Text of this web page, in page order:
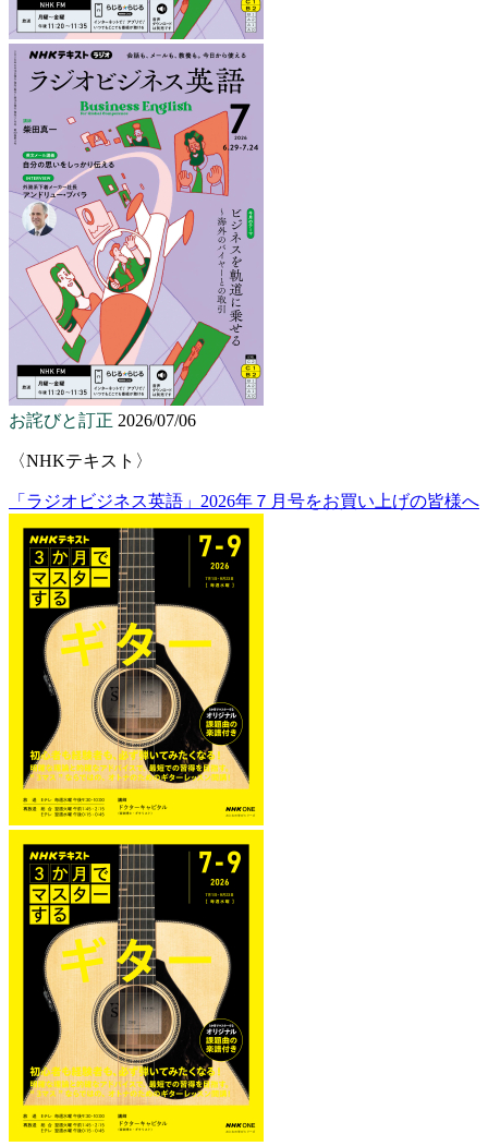
お詫びと訂正 2026/07/06
〈NHKテキスト〉
「ラジオビジネス英語」2026年７月号をお買い上げの皆様へ